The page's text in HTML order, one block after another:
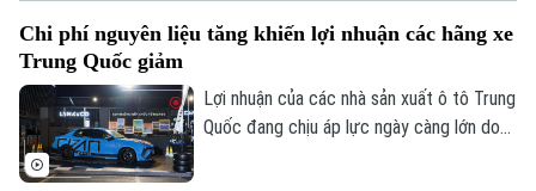
Chi phí nguyên liệu tăng khiến lợi nhuận các hãng xe
Trung Quốc giảm
Lợi nhuận của các nhà sản xuất ô tô Trung
Quốc đang chịu áp lực ngày càng lớn do